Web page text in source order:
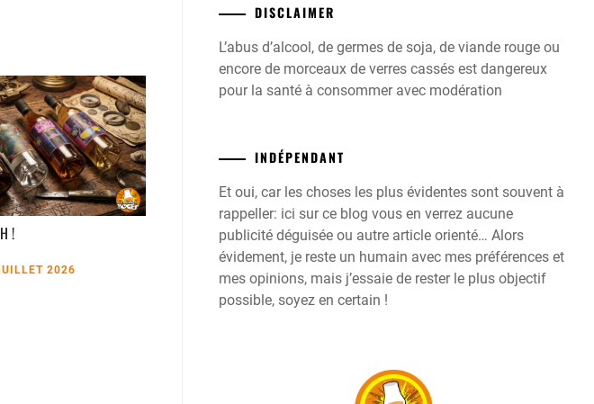
!
2026
DISCLAIMER
L’abus d’alcool, de germes de soja, de viande rouge ou
encore de morceaux de verres cassés est dangereux
pour la santé à consommer avec modération
INDÉPENDANT
Et oui, car les choses les plus évidentes sont souvent à
rappeller: ici sur ce blog vous en verrez aucune
publicité déguisée ou autre article orienté… Alors
évidement, je reste un humain avec mes préférences et
mes opinions, mais j’essaie de rester le plus objectif
possible, soyez en certain !